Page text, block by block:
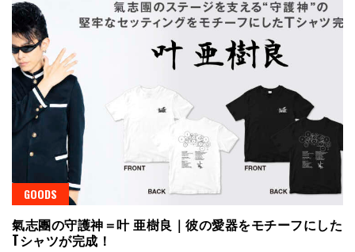
GOODS
氣志團の守護神＝叶 亜樹良｜彼の愛器をモチーフにした
Tシャツが完成！